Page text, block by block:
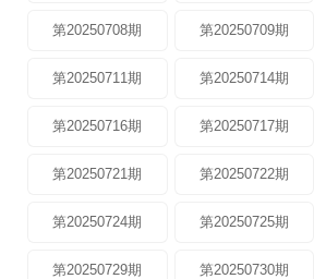
第20250708期 第20250709期
第20250711期 第20250714期
第20250716期 第20250717期
第20250721期 第20250722期
第20250724期 第20250725期
第20250729期 第20250730期